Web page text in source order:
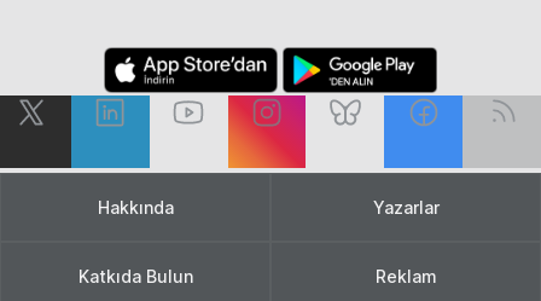
Hakkında Yazarlar
Katkıda Bulun Reklam